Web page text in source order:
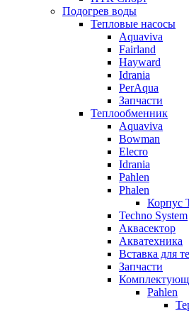
Подогрев воды
Тепловые насосы
Aquaviva
Fairland
Hayward
Idrania
PerAqua
Запчасти
Теплообменник
Aquaviva
Bowman
Elecro
Idrania
Pahlen
Phalen
Корпус
Techno System
Аквасектор
Акватехника
Вставка для
Запчасти
Pahlen